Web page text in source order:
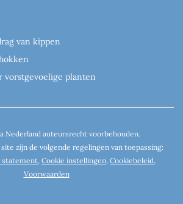
van kippen
vorstgevoelige planten
Nederland auteursrecht voorbehouden.
zijn de volgende regelingen van toepassing:
statement, Cookie instellingen, Cookiebeleid,
Voorwaarden